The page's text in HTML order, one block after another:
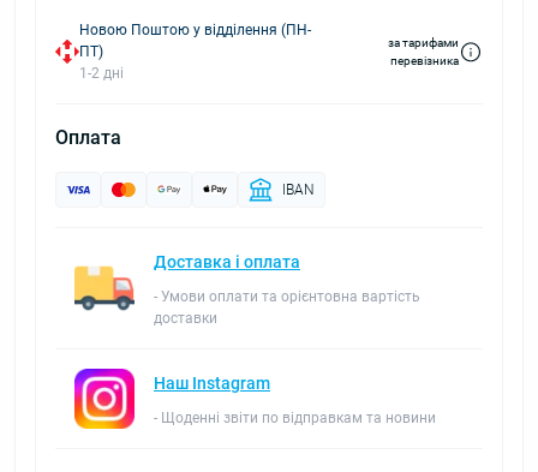
Новою Поштою у відділення (ПН-
ПТ)
1-2 дні
за тарифами
перевізника
Оплата
IBAN
Доставка і оплата
- Умови оплати та орієнтовна вартість
доставки
Наш Instagram
- Щоденні звіти по відправкам та новини